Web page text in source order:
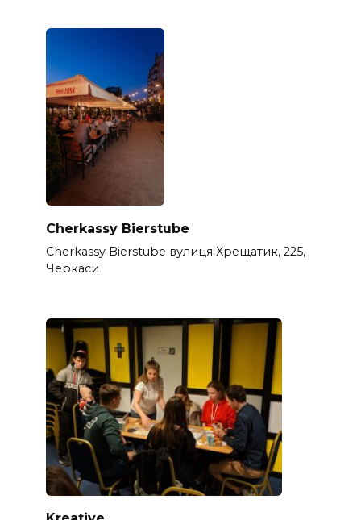
Cherkassy Bierstube
Cherkassy Bierstube вулиця Хрещатик, 225,
Черкаси